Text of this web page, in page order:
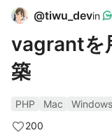
@tiwu_devin
vagrantを
築
PHP Mac Windows
200